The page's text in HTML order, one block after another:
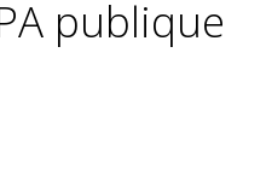
publique